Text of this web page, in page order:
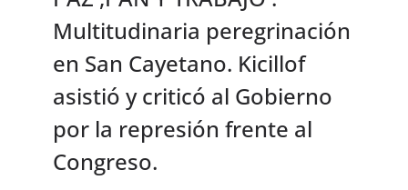
Multitudinaria peregrinación
en San Cayetano. Kicillof
asistió y criticó al Gobierno
por la represión frente al
Congreso.